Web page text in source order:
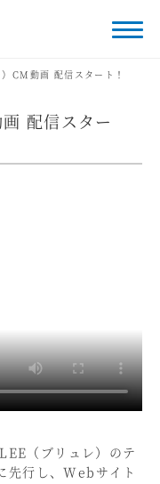
CM動画 配信スタート！
配信スター
（ブリュレ）のテ
先行し、Webサイト